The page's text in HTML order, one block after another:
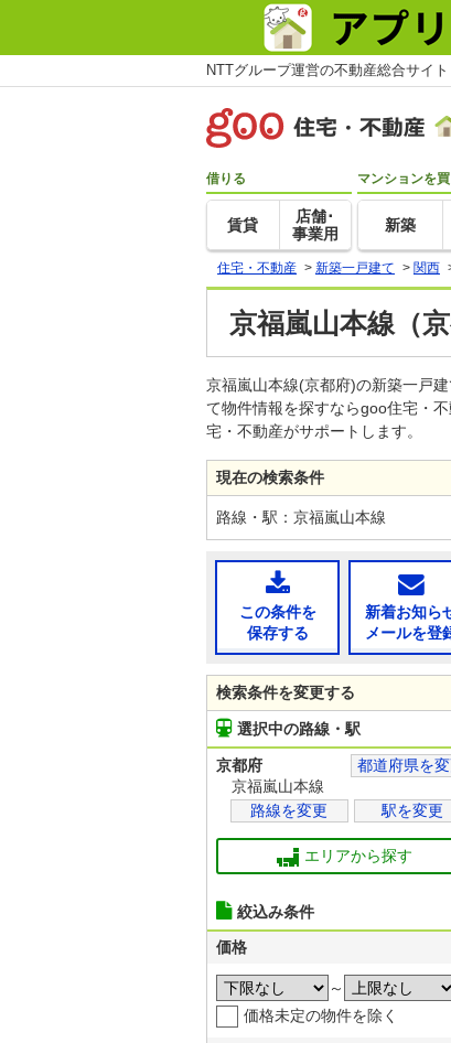
NTTグループ運営の不動産総合サイ
借りる
賃貸
店舗･
事業用
マンションを買
新築
住宅・不動産 > 新築一戸建て > 関西
京福嵐山本線（
京福嵐山本線(京都府)の新築一戸
て物件情報を探すならgoo住宅・
宅・不動産がサポートします。
現在の検索条件
路線・駅：京福嵐山本線
この条件を
保存する
新着お知ら
メールを登
検索条件を変更する
選択中の路線・駅
京都府
都道府県を
京福嵐山本線
路線を変更
駅を変更
エリアから探す
絞込み条件
価格
～
価格未定の物件を除く